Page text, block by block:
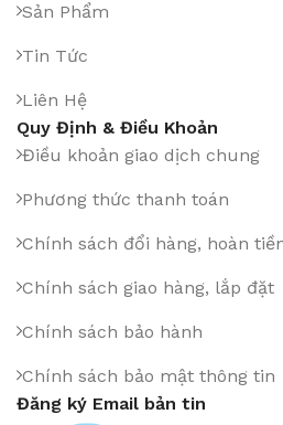
Sản Phẩm
Tin Tức
Liên Hệ
Quy Định & Điều Khoản
Điều khoản giao dịch chung
Phương thức thanh toán
Chính sách đổi hàng, hoàn
Chính sách giao hàng, lắp đặt
Chính sách bảo hành
Chính sách bảo mật thông tin
Đăng ký Email bản tin